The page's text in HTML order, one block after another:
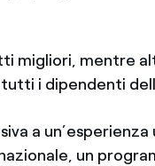
migliori, mentre
i dipendenti
a
un